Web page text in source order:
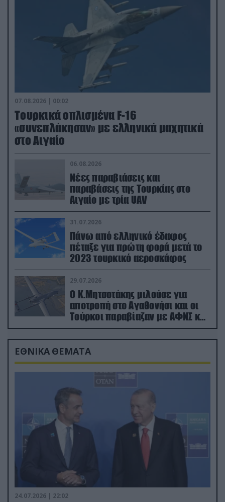
07.08.2026 | 00:02
Τουρκικά οπλισμένα F-16
«συνεπλάκησαν» με ελληνικά μαχητικά
στο Αιγαίο
06.08.2026
Νέες παραβιάσεις και
παραβάσεις της Τουρκίας στο
Αιγαίο με τρία UAV
31.07.2026
Πάνω από ελληνικό έδαφος
πέταξε για πρώτη φορά μετά το
2023 τουρκικό αεροσκάφος
29.07.2026
Ο Κ.Μητσοτάκης μιλούσε για
αποτροπή στο Αγαθονήσι και οι
Τούρκοι παραβίαζαν με ΑΦΝΣ και
drone
ΕΘΝΙΚΑ ΘΕΜΑΤΑ
24.07.2026 | 22:02